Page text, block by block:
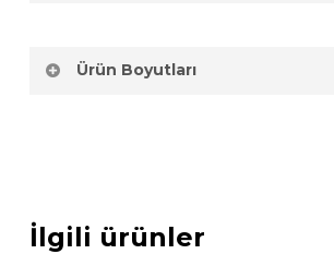
Kumaş özelliği
Ürün Boyutları
Berjer 75 cm
İlgili ürünler